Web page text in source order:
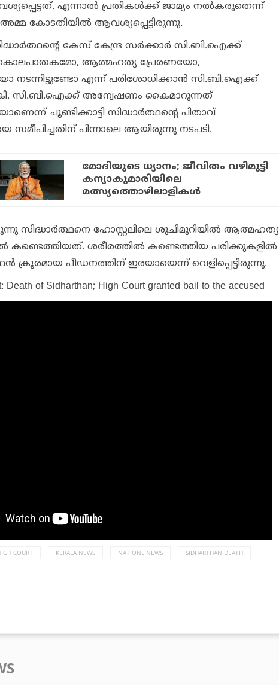
എന്നാല്‍ പ്രതികള്‍ക്ക് ജാമ്യം നല്‍കരുതെന്ന്
അമ്മ കോടതിയില്‍ ആവശ്യപ്പെട്ടിരുന്നു.
കേസ് കേന്ദ്ര സര്‍ക്കാര്‍ സി.ബി.ഐക്ക്
ആത്മഹത്യ പ്രേരണയോ,
എന്ന് പരിശോധിക്കാന്‍ സി.ബി.ഐക്ക്
സി.ബി.ഐക്ക് അന്വേഷണം കൈമാറുന്നത്
ചൂണ്ടിക്കാട്ടി സിദ്ധാര്‍ത്ഥന്റെ പിതാവ്
പിന്നാലെ ആയിരുന്നു നടപടി.
മോദിയുടെ ധ്യാനം; ജീവിതം വഴിമുട്ടി
കന്യാകുമാരിയിലെ
മത്സ്യത്തൊഴിലാളികള്‍
സിദ്ധാര്‍ത്ഥനെ ഹോസ്റ്റലിലെ ശുചിമുറിയില്‍ ആത്മഹത്യ
കണ്ടെത്തിയത്. ശരീരത്തില്‍ കണ്ടെത്തിയ പരിക്കുകളില്‍
ക്രൂരമായ പീഡനത്തിന് ഇരയായെന്ന് വെളിപ്പെട്ടിരുന്നു.
Death of Sidharthan; High Court granted bail to the accused
COURT KERALA NEWS NATIONL NEWS SIDHARTHAN DEATH